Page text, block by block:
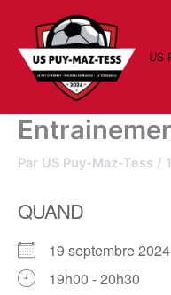
contenu
US
Par US Puy-Maz-Tess /
QUAND
19 septembre
19h00 - 20h30